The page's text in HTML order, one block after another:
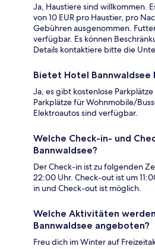
Ja, Haustiere sind willkommen.
von 10 EUR pro Haustier, pro
Gebühren ausgenommen.
verfügbar. Es können
Details kontaktiere bitte die
Bietet Hotel Bannwaldsee
Ja, es gibt kostenlose
Parkplätze für Wohnmobile/
Elektroautos sind verfügbar.
Welche Check-in- und
Bannwaldsee?
Der Check-in ist zu folgenden
22:00 Uhr. Check-out ist um
in und Check-out ist möglich.
Welche Aktivitäten
Bannwaldsee angeboten?
Freu dich im Winter auf